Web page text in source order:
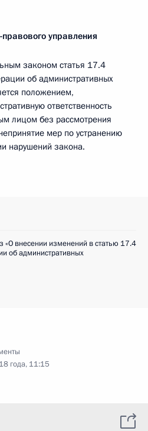
управления
законом статья 17.4
об административных
положением,
ответственность
лицом без рассмотрения
мер по устранению
нарушений закона.
внесении изменений в статью 17.4
об административных
года, 11:15